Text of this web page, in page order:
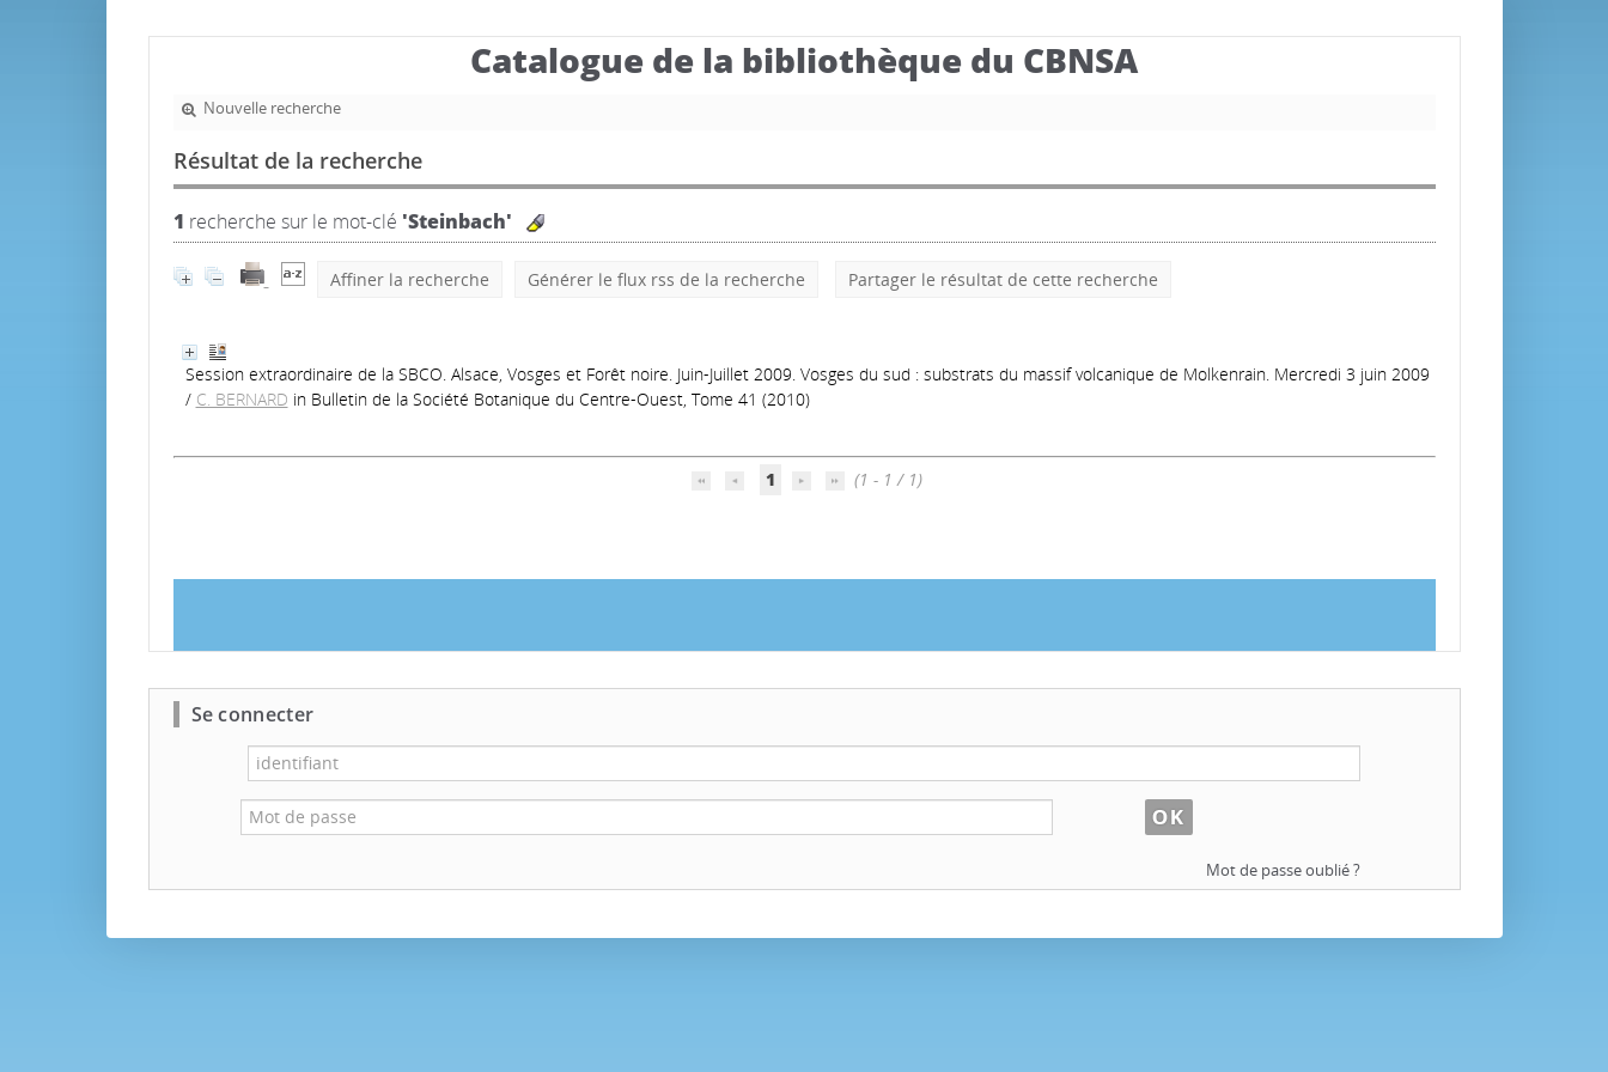
Catalogue de la bibliothèque du CBNSA
Nouvelle recherche
Résultat de la recherche
1 recherche sur le mot-clé 'Steinbach'
Affiner la recherche Générer le flux rss de la recherche Partager le résultat de cette recherche
Session extraordinaire de la SBCO. Alsace, Vosges et Forêt noire. Juin-Juillet 2009. Vosges du sud : substrats du massif volcanique de Molkenrain. Mercredi 3 juin 2009
/ C. BERNARD in Bulletin de la Société Botanique du Centre-Ouest, Tome 41 (2010)
1 (1 - 1 / 1)
Se connecter
Mot de passe oublié ?